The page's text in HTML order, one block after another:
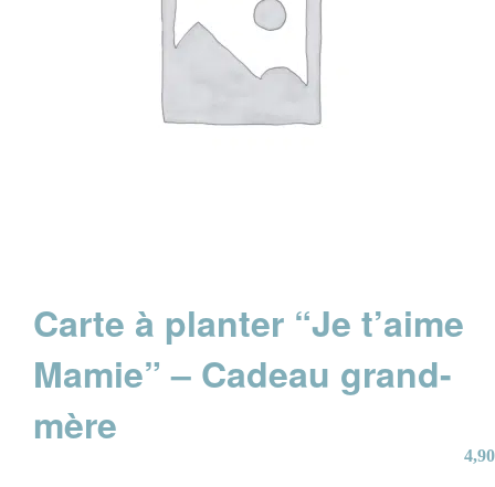
Carte à planter “Je t’aime
Mamie” – Cadeau grand-
mère
4,90